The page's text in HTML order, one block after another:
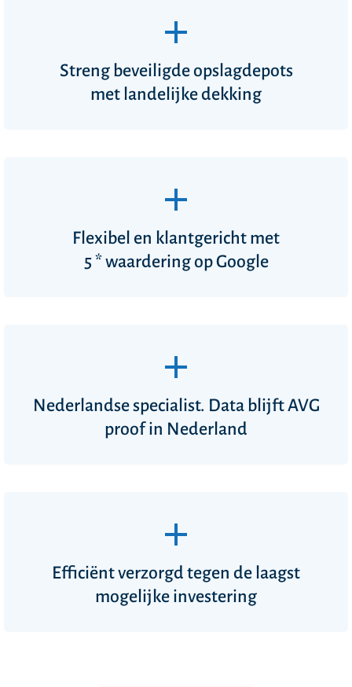
Streng beveiligde opslagdepots
met landelijke dekking
Flexibel en klantgericht met
5 * waarderingop Google
Nederlandse specialist. Data blijft AVG
proof in Nederland
Efficiënt verzorgd tegen de laagst
mogelijke investering